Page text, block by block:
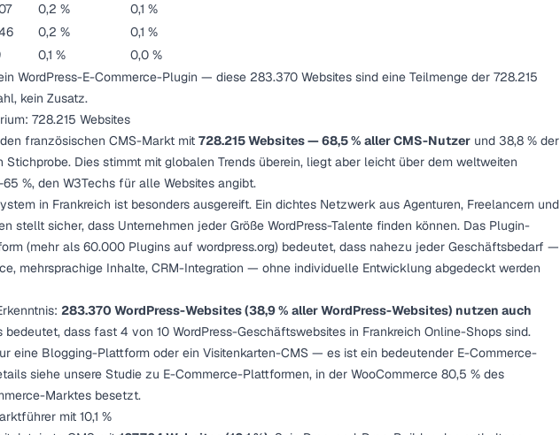
0,2 %
0,1 %
0,2 %
0,1 %
0,1 %
0,0 %
WordPress-E-Commerce-Plugin — diese 283.370 Websites sind eine Teilmenge der 728.215
kein Zusatz.
728.215 Websites
französischen CMS-Markt mit 728.215 Websites — 68,5 % aller CMS-Nutzer und 38,8 % der
Stichprobe. Dies stimmt mit globalen Trends überein, liegt aber leicht über dem weltweiten
%, den W3Techs für alle Websites angibt.
in Frankreich ist besonders ausgereift. Ein dichtes Netzwerk aus Agenturen, Freelancern und
stellt sicher, dass Unternehmen jeder Größe WordPress-Talente finden können. Das Plugin-
(mehr als 60.000 Plugins auf wordpress.org) bedeutet, dass nahezu jeder Geschäftsbedarf —
mehrsprachige Inhalte, CRM-Integration — ohne individuelle Entwicklung abgedeckt werden
283.370 WordPress-Websites (38,9 % aller WordPress-Websites) nutzen auch
bedeutet, dass fast 4 von 10 WordPress-Geschäftswebsites in Frankreich Online-Shops sind.
eine Blogging-Plattform oder ein Visitenkarten-CMS — es ist ein bedeutender E-Commerce-
siehe unsere Studie zu E-Commerce-Plattformen, in der WooCommerce 80,5 % des
Marktes besetzt.
mit 10,1 %